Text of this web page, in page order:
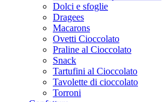
Dolci e sfoglie
Dragees
Macarons
Ovetti Cioccolato
Praline al Cioccolato
Snack
Tartufini al Cioccolato
Tavolette di cioccolato
Torroni